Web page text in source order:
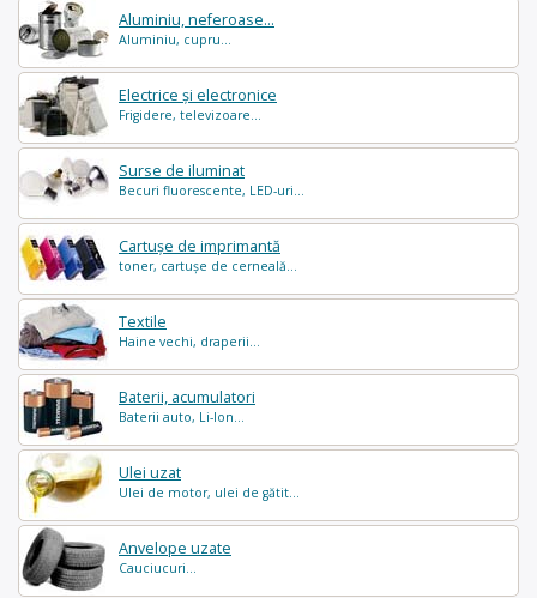
Aluminiu, neferoase...
Aluminiu, cupru...
Electrice și electronice
Frigidere, televizoare...
Surse de iluminat
Becuri fluorescente, LED-uri...
Cartușe de imprimantă
toner, cartușe de cerneală...
Textile
Haine vechi, draperii...
Baterii, acumulatori
Baterii auto, Li-Ion...
Ulei uzat
Ulei de motor, ulei de gătit...
Anvelope uzate
Cauciucuri...